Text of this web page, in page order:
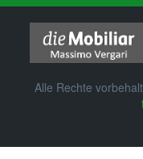
Alle Rechte